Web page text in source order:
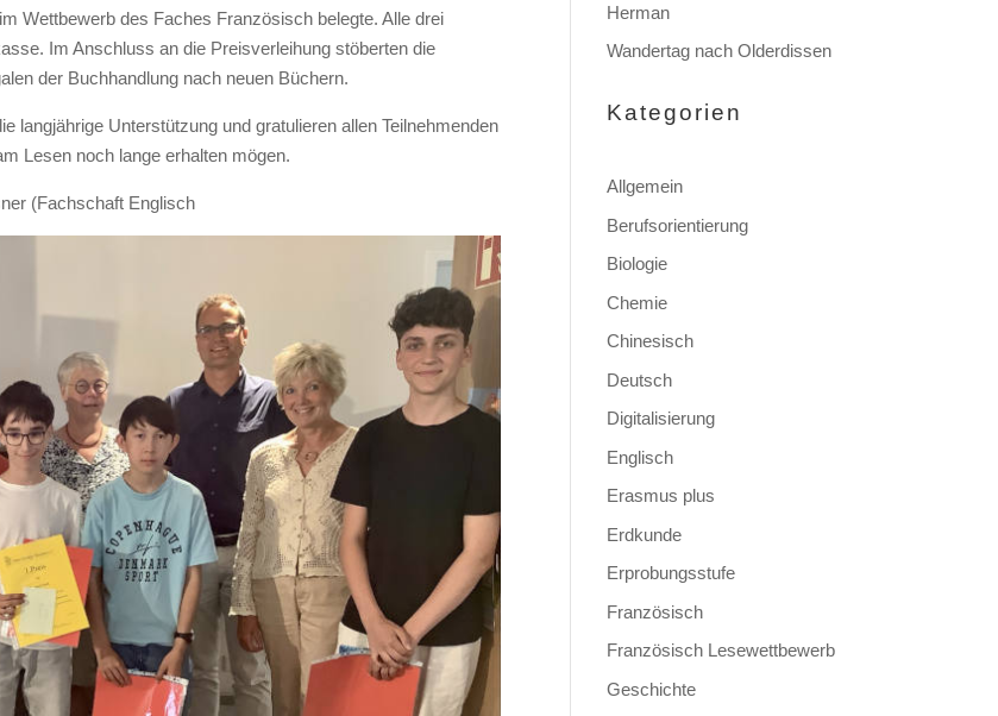
Wettbewerb des Faches Französisch belegte. Alle drei
Im Anschluss an die Preisverleihung stöberten die
der Buchhandlung nach neuen Büchern.
langjährige Unterstützung und gratulieren allen Teilnehmenden
Lesen noch lange erhalten mögen.
(Fachschaft Englisch
Herman
Wandertag nach Olderdissen
Kategorien
Allgemein
Berufsorientierung
Biologie
Chemie
Chinesisch
Deutsch
Digitalisierung
Englisch
Erasmus plus
Erdkunde
Erprobungsstufe
Französisch
Französisch Lesewettbewerb
Geschichte